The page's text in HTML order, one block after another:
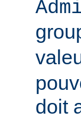
doit